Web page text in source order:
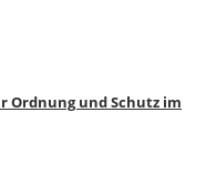
und Schutz im